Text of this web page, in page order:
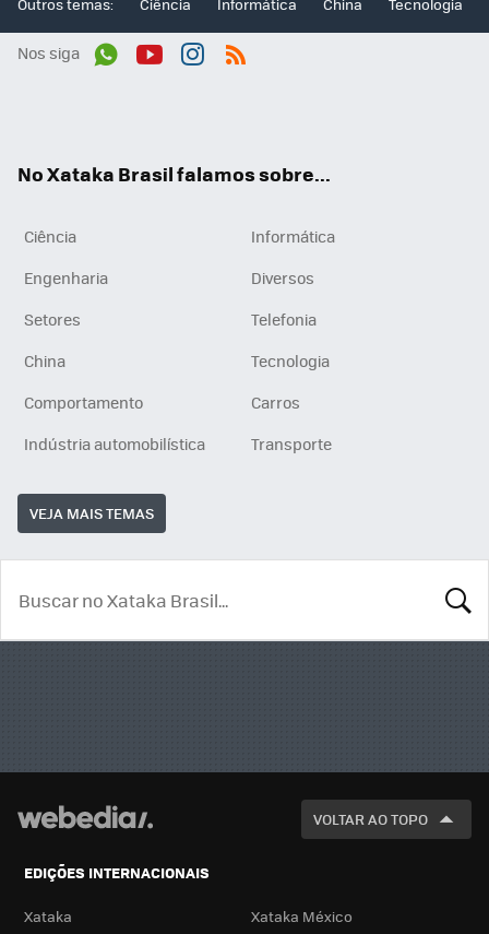
Nos siga
No Xataka Brasil falamos sobre...
Ciência
Informática
Engenharia
Diversos
Setores
Telefonia
China
Tecnologia
Comportamento
Carros
Indústria automobilística
Transporte
VEJA MAIS TEMAS
VOLTAR AO TOPO
EDIÇÕES INTERNACIONAIS
Xataka Xataka México